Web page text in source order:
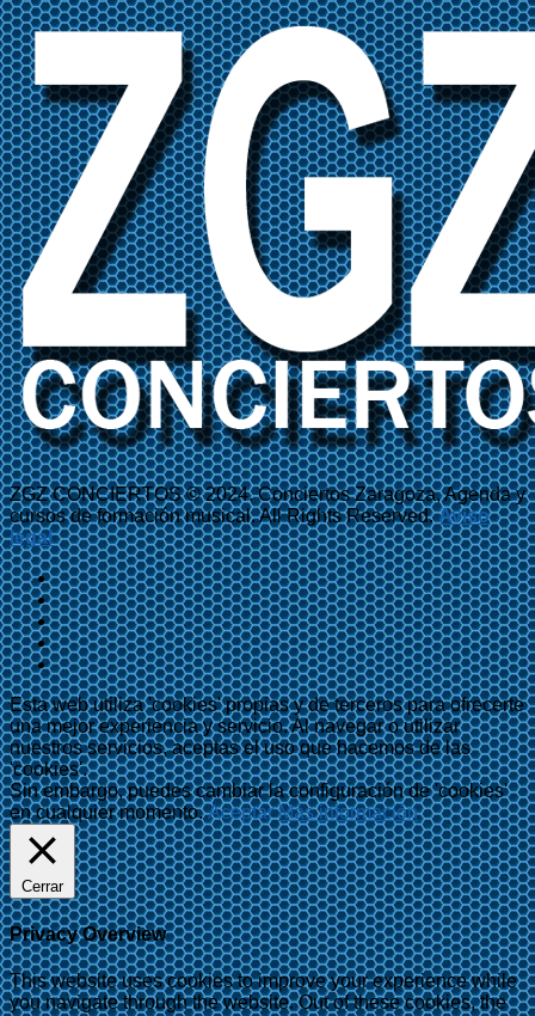
ZGZ CONCIERTOS © 2024. Conciertos Zaragoza, Agenda y
cursos de formación musical. All Rights Reserved.Aviso
legal
Esta web utiliza 'cookies' propias y de terceros para ofrecerte
una mejor experiencia y servicio. Al navegar o utilizar
nuestros servicios, aceptas el uso que hacemos de las
'cookies'.
Sin embargo, puedes cambiar la configuración de 'cookies'
en cualquier momento.Aceptar Más información
Cerrar
Privacy Overview
This website uses cookies to improve your experience while
you navigate through the website. Out of these cookies, the